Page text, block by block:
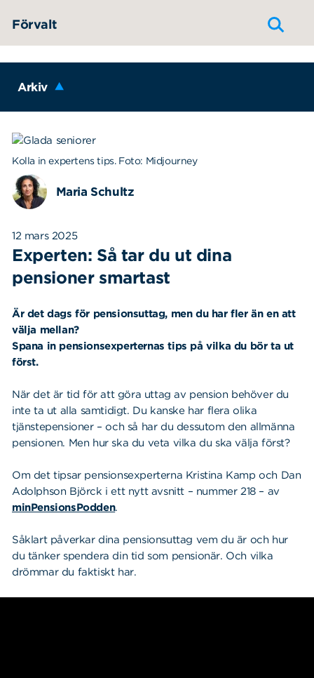
Förvalt
Arkiv
Kolla in expertens tips. Foto: Midjourney
Maria Schultz
12 mars 2025
Experten: Så tar du ut dina
pensioner smartast
Är det dags för pensionsuttag, men du har fler än en att
välja mellan?
Spana in pensionsexperternas tips på vilka du bör ta ut
först.
När det är tid för att göra uttag av pension behöver du
inte ta ut alla samtidigt. Du kanske har flera olika
tjänstepensioner – och så har du dessutom den allmänna
pensionen. Men hur ska du veta vilka du ska välja först?
Om det tipsar pensionsexperterna Kristina Kamp och Dan
Adolphson Björck i ett nytt avsnitt – nummer 218 – av
minPensionsPodden.
Såklart påverkar dina pensionsuttag vem du är och hur
du tänker spendera din tid som pensionär. Och vilka
drömmar du faktiskt har.